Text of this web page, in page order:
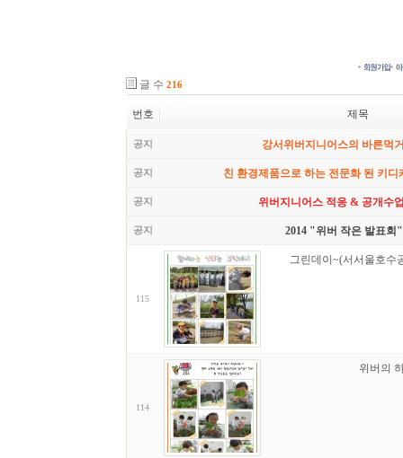
글 수 216
번호 제목
공지 강서위버지니어스의 바른먹
공지 친 환경제품으로 하는 전문화 된 키디
공지 위버지니어스 적응 & 공개수
공지 2014 "위버 작은 발표회"
115
그린데이~(서서울호수
114
위버의